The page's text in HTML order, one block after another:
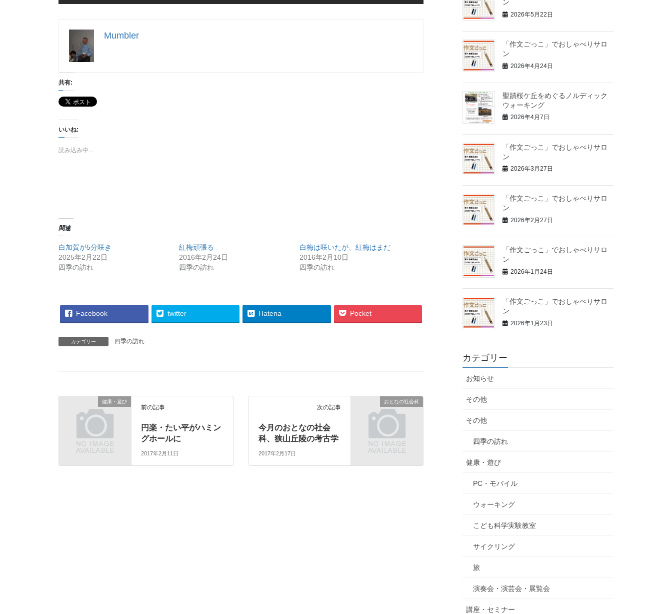
Mumbler
共有:
いいね:
読み込み中...
関連
白加賀が5分咲き
2025年2月22日
四季の訪れ
紅梅頑張る
2016年2月24日
四季の訪れ
白梅は咲いたが、紅梅はまだ
2016年2月10日
四季の訪れ
Facebook twitter Hatena Pocket
カテゴリー 四季の訪れ
健康・遊び
前の記事
円楽・たい平がハミン
グホールに
2017年2月11日
おとなの社会科
次の記事
今月のおとなの社会
科、狭山丘陵の考古学
2017年2月17日
ン
2026年5月22日
「作文ごっこ」でおしゃべりサロ
ン
2026年4月24日
聖蹟桜ケ丘をめぐるノルディック
ウォーキング
2026年4月7日
「作文ごっこ」でおしゃべりサロ
ン
2026年3月27日
「作文ごっこ」でおしゃべりサロ
ン
2026年2月27日
「作文ごっこ」でおしゃべりサロ
ン
2026年1月24日
「作文ごっこ」でおしゃべりサロ
ン
2026年1月23日
カテゴリー
お知らせ
その他
その他
四季の訪れ
健康・遊び
PC・モバイル
ウォーキング
こども科学実験教室
サイクリング
旅
演奏会・演芸会・展覧会
講座・セミナー